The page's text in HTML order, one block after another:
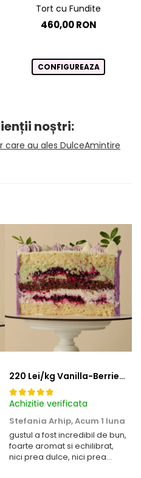
Tort cu Fundite
460,00 RON
CONFIGUREAZA
noștri:
care au ales DulceAmintire
220 Lei/kg Vanilla-Berries Paradise
Achizitie verificata
Stefania Arhip,Acum 1 luna
gustul a fost incredibil de bun,
foarte aromat si echilibrat,
nici prea dulce, nici prea